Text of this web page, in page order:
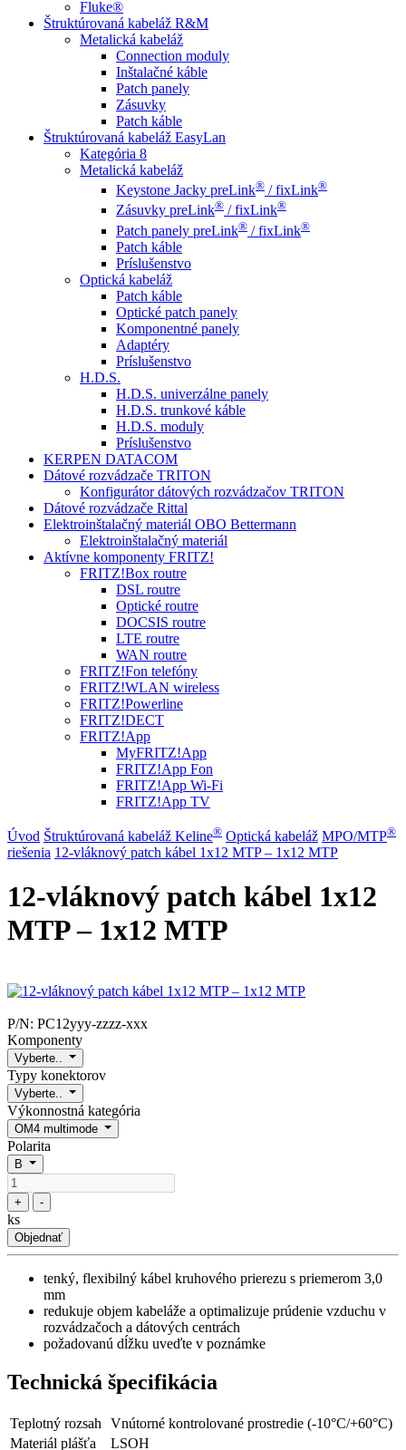
Fluke®
Štruktúrovaná kabeláž R&M
Metalická kabeláž
Connection moduly
Inštalačné káble
Patch panely
Zásuvky
Patch káble
Štruktúrovaná kabeláž EasyLan
Kategória 8
Metalická kabeláž
Keystone Jacky preLink® / fixLink®
Zásuvky preLink® / fixLink®
Patch panely preLink® / fixLink®
Patch káble
Príslušenstvo
Optická kabeláž
Patch káble
Optické patch panely
Komponentné panely
Adaptéry
Príslušenstvo
H.D.S.
H.D.S. univerzálne panely
H.D.S. trunkové káble
H.D.S. moduly
Príslušenstvo
KERPEN DATACOM
Dátové rozvádzače TRITON
Konfigurátor dátových rozvádzačov TRITON
Dátové rozvádzače Rittal
Elektroinštalačný materiál OBO Bettermann
Elektroinštalačný materiál
Aktívne komponenty FRITZ!
FRITZ!Box routre
DSL routre
Optické routre
DOCSIS routre
LTE routre
WAN routre
FRITZ!Fon telefóny
FRITZ!WLAN wireless
FRITZ!Powerline
FRITZ!DECT
FRITZ!App
MyFRITZ!App
FRITZ!App Fon
FRITZ!App Wi-Fi
FRITZ!App TV
Úvod Štruktúrovaná kabeláž Keline® Optická kabeláž MPO/MTP®
riešenia 12-vláknový patch kábel 1x12 MTP – 1x12 MTP
12-vláknový patch kábel 1x12
MTP – 1x12 MTP
P/N: PC12yyy-zzzz-xxx
Komponenty
Vyberte..
Typy konektorov
Vyberte..
Výkonnostná kategória
OM4 multimode
Polarita
B
+ -
ks
Objednať
tenký, flexibilný kábel kruhového prierezu s priemerom 3,0
mm
redukuje objem kabeláže a optimalizuje prúdenie vzduchu v
rozvádzačoch a dátových centrách
požadovanú dĺžku uveďte v poznámke
Technická špecifikácia
Teplotný rozsah
Vnútorné kontrolované prostredie (-10°C/+60°C)
Materiál plášťa
LSOH